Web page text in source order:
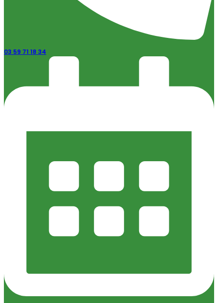
03 59 71 18 34